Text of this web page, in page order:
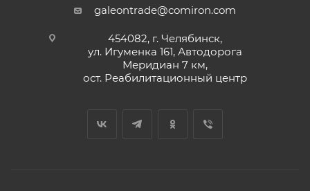
galeontrade@comiron.com
454082, г. Челябинск,
ул. Игуменка 161, Автодорога
Меридиан 7 км,
ост. Реабилитационный центр